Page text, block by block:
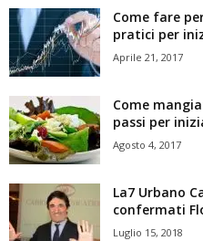
Come fare
pratici per
Aprile 21, 2017
Come
passi per
Agosto 4, 2017
La7 Urbano
confermati
Luglio 15, 2018